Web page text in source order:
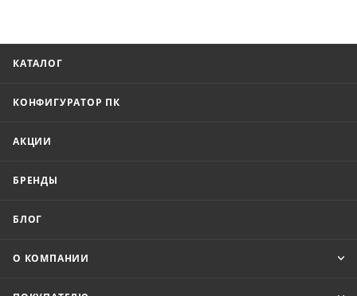
КАТАЛОГ
КОНФИГУРАТОР ПК
АКЦИИ
БРЕНДЫ
БЛОГ
О КОМПАНИИ